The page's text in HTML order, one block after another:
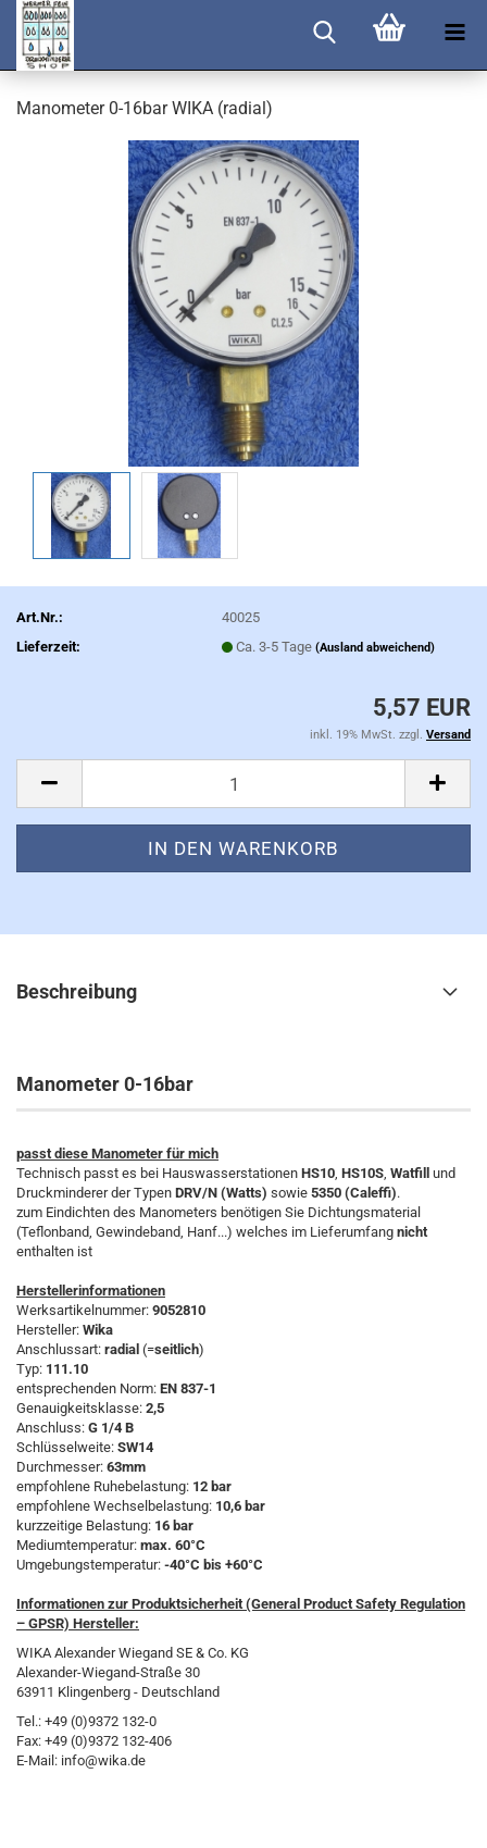
Manometer 0-16bar WIKA (radial)
Art.Nr.:
40025
Lieferzeit:
Ca. 3-5 Tage(Ausland abweichend)
5,57 EUR
inkl. 19% MwSt. zzgl. Versand
Beschreibung
Manometer 0-16bar
passt diese Manometer für mich
Technisch passt es bei Hauswasserstationen HS10, HS10S, Watfill
und
Druckminderer der Typen DRV/N (Watts) sowie 5350 (Caleffi).
zum Eindichten des Manometers benötigen Sie Dichtungsmaterial
(Teflonband, Gewindeband, Hanf...) welches im Lieferumfang nicht
enthalten ist
Herstellerinformationen
Werksartikelnummer: 9052810
Hersteller: Wika
Anschlussart: radial (=seitlich)
Typ: 111.10
entsprechenden Norm: EN 837-1
Genauigkeitsklasse: 2,5
Anschluss: G 1/4 B
Schlüsselweite: SW14
Durchmesser: 63mm
empfohlene Ruhebelastung: 12 bar
empfohlene Wechselbelastung: 10,6 bar
kurzzeitige Belastung: 16 bar
Mediumtemperatur: max. 60°C
Umgebungstemperatur: -40°C bis +60°C
Informationen zur Produktsicherheit (General Product Safety Regulation
– GPSR) Hersteller:
WIKA Alexander Wiegand SE & Co. KG
Alexander-Wiegand-Straße 30
63911 Klingenberg - Deutschland
Tel.: +49 (0)9372 132-0
Fax: +49 (0)9372 132-406
E-Mail: info@wika.de